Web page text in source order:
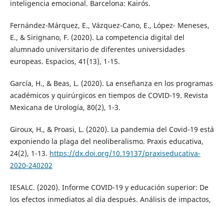
inteligencia emocional. Barcelona: Kairós.
Fernández-Márquez, E., Vázquez-Cano, E., López- Meneses,
E., & Sirignano, F. (2020). La competencia digital del
alumnado universitario de diferentes universidades
europeas. Espacios, 41(13), 1-15.
García, H., & Beas, L. (2020). La enseñanza en los programas
académicos y quirúrgicos en tiempos de COVID-19. Revista
Mexicana de Urología, 80(2), 1-3.
Giroux, H., & Proasi, L. (2020). La pandemia del Covid-19 está
exponiendo la plaga del neoliberalismo. Praxis educativa,
24(2), 1-13. https://dx.doi.org/10.19137/praxiseducativa-
2020-240202
IESALC. (2020). Informe COVID-19 y educación superior: De
los efectos inmediatos al día después. Análisis de impactos,